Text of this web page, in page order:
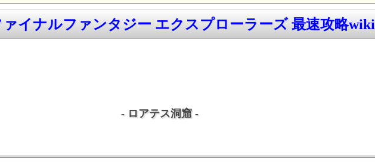
イナルファンタジー エクスプローラーズ 最速攻略wiki
- ロアテス洞窟 -